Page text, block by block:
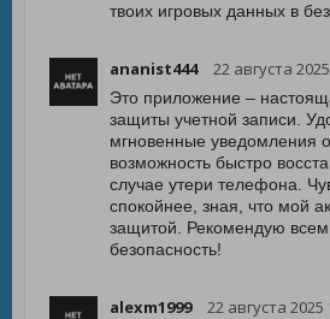
твоих игровых данных в
ananist444 22 августа
Это приложение –
защиты учетной записи.
мгновенные уведомления
возможность быстро
случае утери телефона.
спокойнее, зная, что мой
защитой. Рекомендую
безопасность!
alexm1999 22 августа 2025